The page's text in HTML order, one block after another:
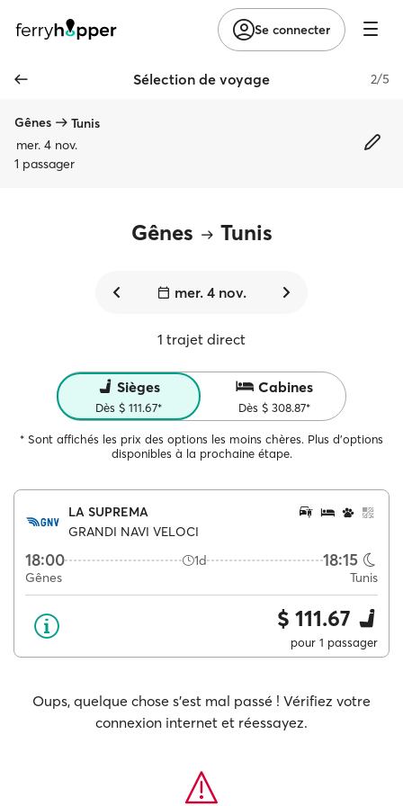
Se connecter
Sélection de voyage 2/5
Gênes
Tunis
mer. 4 nov.
1 passager
Gênes Tunis
mer. 4 nov.
1 trajet direct
Sièges
Dès $ 111.67*
Cabines
Dès $ 308.87*
* Sont affichés les prix des options les moins chères. Plus d'options
disponibles à la prochaine étape.
LA SUPREMA
GRANDI NAVI VELOCI
18:00 1d 18:15
Gênes Tunis
$ 111.67
pour 1 passager
Oups, quelque chose s'est mal passé ! Vérifiez votre
connexion internet et réessayez.